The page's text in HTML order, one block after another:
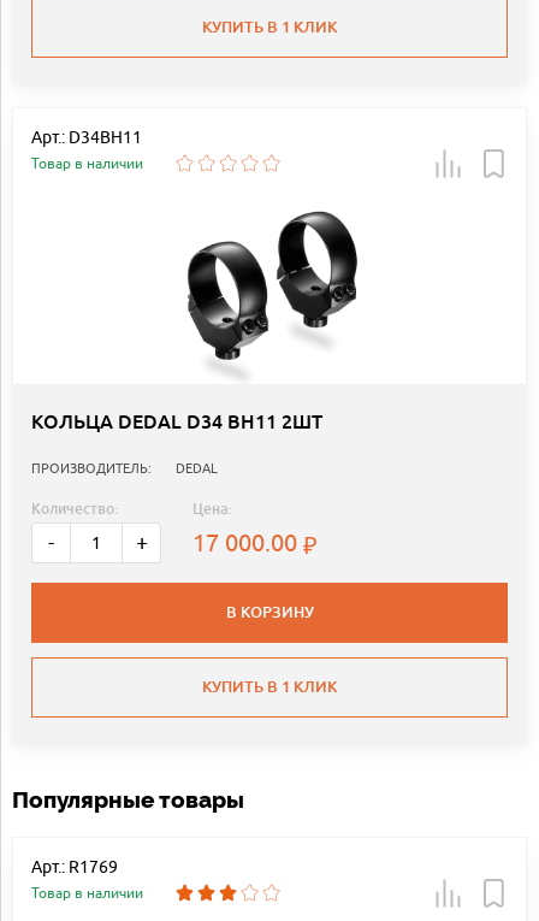
КУПИТЬ В 1 КЛИК
Арт.: D34BH11
Товар в наличии
КОЛЬЦА DEDAL D34 BH11 2ШТ
ПРОИЗВОДИТЕЛЬ: DEDAL
Количество:
- +
Цена:
17 000.00
В КОРЗИНУ
КУПИТЬ В 1 КЛИК
Популярные товары
Арт.: R1769
Товар в наличии